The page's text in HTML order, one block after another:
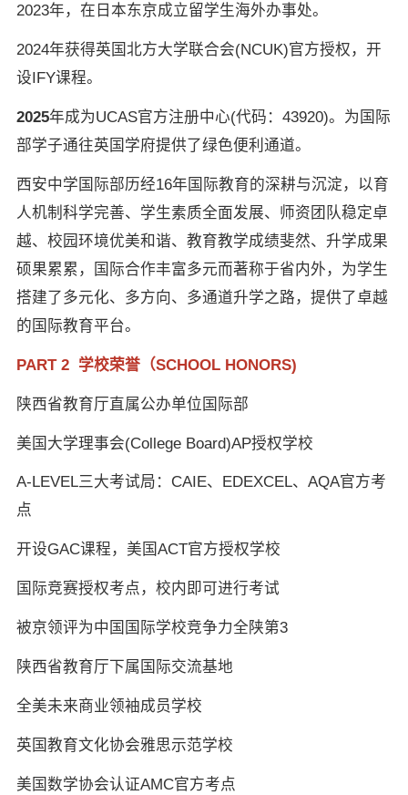
2023年，在日本东京成立留学生海外办事处。
2024年获得英国北方大学联合会(NCUK)官方授权，开
设IFY课程。
2025年成为UCAS官方注册中心(代码：43920)。为国际
部学子通往英国学府提供了绿色便利通道。
西安中学国际部历经16年国际教育的深耕与沉淀，以育
人机制科学完善、学生素质全面发展、师资团队稳定卓
越、校园环境优美和谐、教育教学成绩斐然、升学成果
硕果累累，国际合作丰富多元而著称于省内外，为学生
搭建了多元化、多方向、多通道升学之路，提供了卓越
的国际教育平台。
PART 2 学校荣誉（SCHOOL HONORS)
陕西省教育厅直属公办单位国际部
美国大学理事会(College Board)AP授权学校
A-LEVEL三大考试局：CAIE、EDEXCEL、AQA官方考
点
开设GAC课程，美国ACT官方授权学校
国际竞赛授权考点，校内即可进行考试
被京领评为中国国际学校竞争力全陕第3
陕西省教育厅下属国际交流基地
全美未来商业领袖成员学校
英国教育文化协会雅思示范学校
美国数学协会认证AMC官方考点